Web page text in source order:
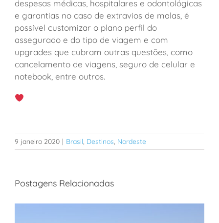
despesas médicas, hospitalares e odontológicas
e garantias no caso de extravios de malas, é
possível customizar o plano perfil do
assegurado e do tipo de viagem e com
upgrades que cubram outras questões, como
cancelamento de viagens, seguro de celular e
notebook, entre outros.
9 janeiro 2020 | Brasil Destinos Nordeste
Postagens Relacionadas